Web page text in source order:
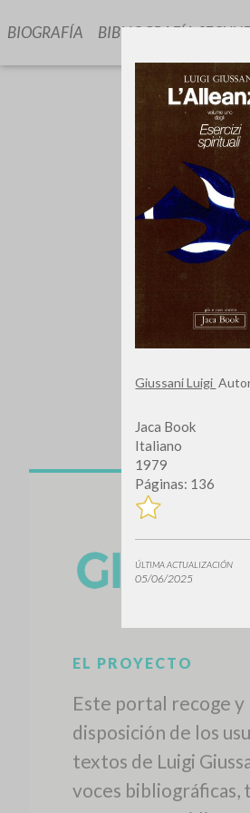
Giussani Luigi
Jaca Book
Italiano
1979
Páginas: 136
ÚLTIMA ACTUALIZACIÓN
05/06/2025
BIOGRAFÍA BIBLIOGRAFÍA
EL PROYECTO
Este portal recoge y
disposición de los
textos de Luigi
voces bibliográficas,